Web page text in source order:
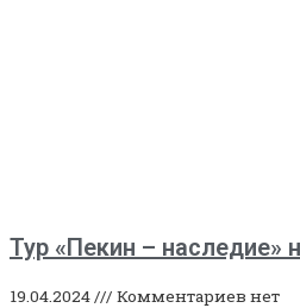
Тур «Пекин – наследие»
19.04.2024 Комментариев нет